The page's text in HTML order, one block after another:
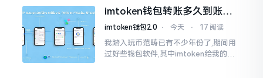
imtoken钱包转账多久到账？
一文说清楚
imtoken钱包2.0 ⋅ 今天 ⋅ 17 阅读
我踏入玩币范畴已有不少年份了,期间用
过好些钱包软件,其中imtoken给我的整